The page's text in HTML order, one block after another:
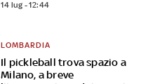
14 lug - 12:44
Il pickleball trova spazio a
Milano, a breve
LOMBARDIA